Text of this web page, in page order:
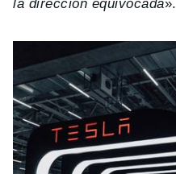
la dirección equivocada».